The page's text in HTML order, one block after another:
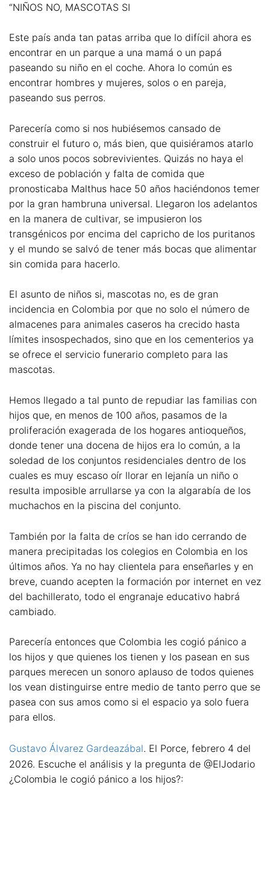
“NIÑOS NO, MASCOTAS SI
Este país anda tan patas arriba que lo difícil ahora es
encontrar en un parque a una mamá o un papá
paseando su niño en el coche. Ahora lo común es
encontrar hombres y mujeres, solos o en pareja,
paseando sus perros.
Parecería como si nos hubiésemos cansado de
construir el futuro o, más bien, que quisiéramos atarlo
a solo unos pocos sobrevivientes. Quizás no haya el
exceso de población y falta de comida que
pronosticaba Malthus hace 50 años haciéndonos temer
por la gran hambruna universal. Llegaron los adelantos
en la manera de cultivar, se impusieron los
transgénicos por encima del capricho de los puritanos
y el mundo se salvó de tener más bocas que alimentar
sin comida para hacerlo.
El asunto de niños si, mascotas no, es de gran
incidencia en Colombia por que no solo el número de
almacenes para animales caseros ha crecido hasta
límites insospechados, sino que en los cementerios ya
se ofrece el servicio funerario completo para las
mascotas.
Hemos llegado a tal punto de repudiar las familias con
hijos que, en menos de 100 años, pasamos de la
proliferación exagerada de los hogares antioqueños,
donde tener una docena de hijos era lo común, a la
soledad de los conjuntos residenciales dentro de los
cuales es muy escaso oír llorar en lejanía un niño o
resulta imposible arrullarse ya con la algarabía de los
muchachos en la piscina del conjunto.
También por la falta de críos se han ido cerrando de
manera precipitadas los colegios en Colombia en los
últimos años. Ya no hay clientela para enseñarles y en
breve, cuando acepten la formación por internet en vez
del bachillerato, todo el engranaje educativo habrá
cambiado.
Parecería entonces que Colombia les cogió pánico a
los hijos y que quienes los tienen y los pasean en sus
parques merecen un sonoro aplauso de todos quienes
los vean distinguirse entre medio de tanto perro que se
pasea con sus amos como si el espacio ya solo fuera
para ellos.
Gustavo Álvarez Gardeazábal. El Porce, febrero 4 del
2026. Escuche el análisis y la pregunta de @ElJodario
¿Colombia le cogió pánico a los hijos?: